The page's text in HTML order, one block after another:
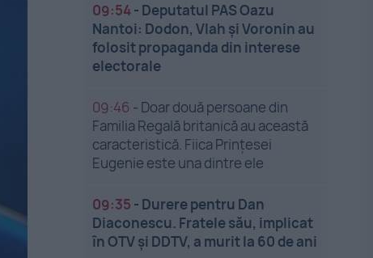
09:54- Deputatul PAS Oazu
Nantoi: Dodon, Vlah și Voronin au
folosit propaganda din interese
electorale
09:46 - Doar două persoane din
Familia Regală britanică au această
caracteristică. Fiica Prințesei
Eugenie este una dintre ele
09:35 - Durere pentru Dan
Diaconescu. Fratele său, implicat
în OTV și DDTV, a murit la 60 de ani